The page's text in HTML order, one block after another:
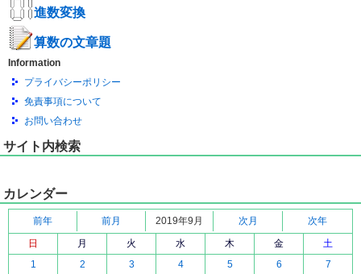
進数変換
算数の文章題
Information
プライバシーポリシー
免責事項について
お問い合わせ
サイト内検索
カレンダー
前年 前月 2019年9月 次月
次年
日
月 火 水 木 金
土
1
2 3 4 5 6 7